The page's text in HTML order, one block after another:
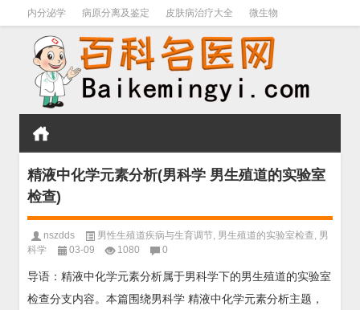
内分泌学 病原分离及鉴定 皮肤病治疗大全 微生物
皮肤病学 男科学 血液病学 心血管 口腔医学
精液中化学元素分析(男科学 男生殖道的实验室
检查)
nszdds 男性生殖道疾病与生育调节, 男生殖道的实验室检查, 男
科学
03-09 1080 0
导语：精液中化学元素分析属于男科学下的男生殖道的实验室
检查分支内容。本篇围绕男科学 精液中化学元素分析主题，